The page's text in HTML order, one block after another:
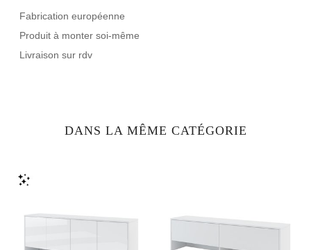
Fabrication européenne
Produit à monter soi-même
Livraison sur rdv
DANS LA MÊME CATÉGORIE